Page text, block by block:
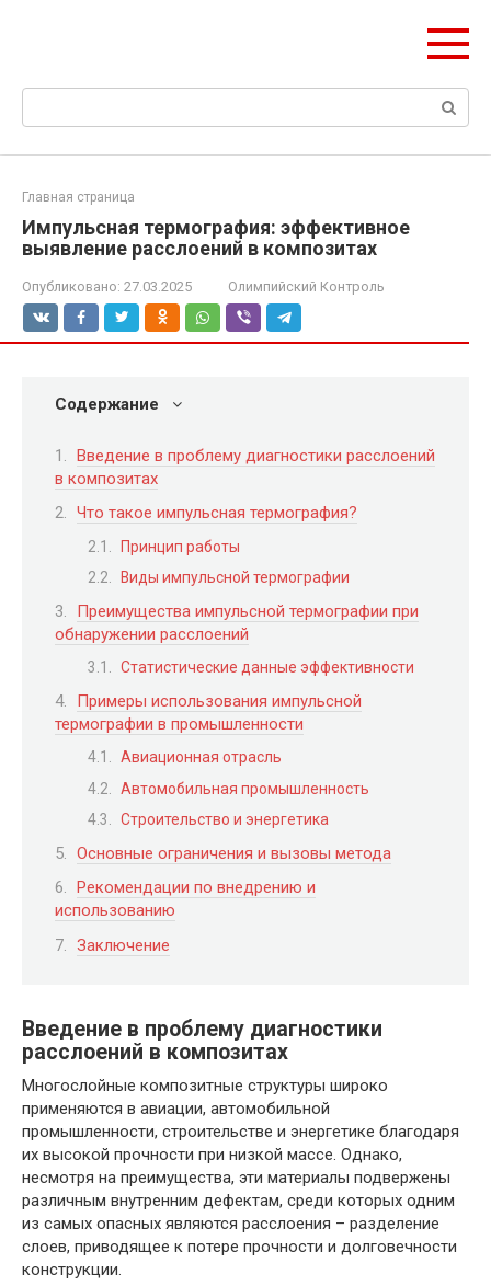
Поиск:
Главная страница
Импульсная термография: эффективное
выявление расслоений в композитах
Опубликовано: 27.03.2025 Олимпийский Контроль
Содержание
Введение в проблему диагностики расслоений
в композитах
Что такое импульсная термография?
Принцип работы
Виды импульсной термографии
Преимущества импульсной термографии при
обнаружении расслоений
Статистические данные эффективности
Примеры использования импульсной
термографии в промышленности
Авиационная отрасль
Автомобильная промышленность
Строительство и энергетика
Основные ограничения и вызовы метода
Рекомендации по внедрению и
использованию
Заключение
Введение в проблему диагностики
расслоений в композитах
Многослойные композитные структуры широко
применяются в авиации, автомобильной
промышленности, строительстве и энергетике благодаря
их высокой прочности при низкой массе. Однако,
несмотря на преимущества, эти материалы подвержены
различным внутренним дефектам, среди которых одним
из самых опасных являются расслоения – разделение
слоев, приводящее к потере прочности и долговечности
конструкции.